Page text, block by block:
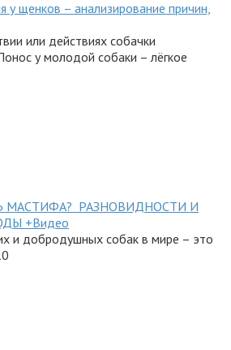
у щенков – анализирование причин,
или действиях собачки
у молодой собаки – лёгкое
МАСТИФА? РАЗНОВИДНОСТИ И
+Видео
и добродушных собак в мире – это